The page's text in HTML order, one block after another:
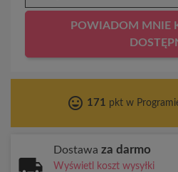
POWIADOM MNIE
tag_faces 171 pkt w
Dostawa za darmo
Wyświetl koszt wysyłki